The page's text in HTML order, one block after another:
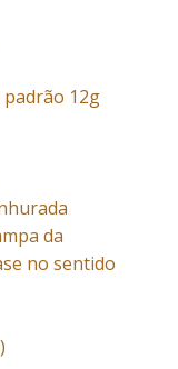
padrão 12g
da
no sentido